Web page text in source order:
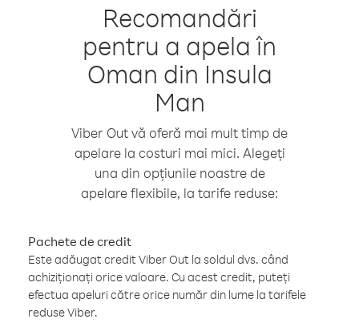
Recomandări
pentru a apela în
Oman din Insula
Man
Viber Out vă oferă mai mult timp de
apelare la costuri mai mici. Alegeți
una din opțiunile noastre de
apelare flexibile, la tarife reduse:
Pachete de credit
Este adăugat credit Viber Out la soldul dvs. când
achiziționați orice valoare. Cu acest credit, puteți
efectua apeluri către orice număr din lume la tarifele
reduse Viber.